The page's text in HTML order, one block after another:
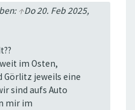
↑Do 20. Feb 2025,
im Osten,
Görlitz jeweils eine
sind aufs Auto
mir im